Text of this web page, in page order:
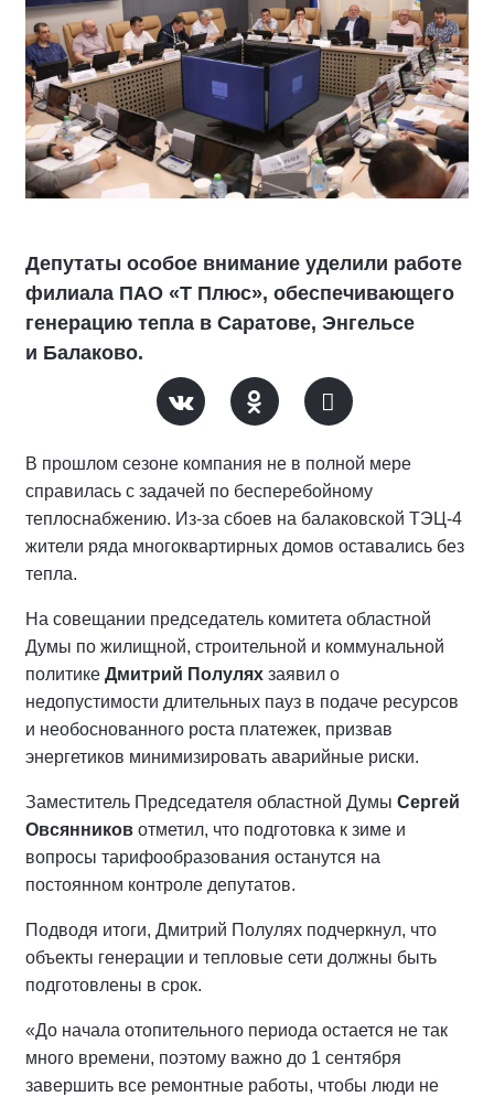
Депутаты особое внимание уделили работе
филиала ПАО «Т Плюс», обеспечивающего
генерацию тепла в Саратове, Энгельсе
и Балаково.
В прошлом сезоне компания не в полной мере
справилась с задачей по бесперебойному
теплоснабжению. Из-за сбоев на балаковской ТЭЦ-4
жители ряда многоквартирных домов оставались без
тепла.
На совещании председатель комитета областной
Думы по жилищной, строительной и коммунальной
политике Дмитрий Полулях заявил о
недопустимости длительных пауз в подаче ресурсов
и необоснованного роста платежек, призвав
энергетиков минимизировать аварийные риски.
Заместитель Председателя областной Думы Сергей
Овсянников отметил, что подготовка к зиме и
вопросы тарифообразования останутся на
постоянном контроле депутатов.
Подводя итоги, Дмитрий Полулях подчеркнул, что
объекты генерации и тепловые сети должны быть
подготовлены в срок.
«До начала отопительного периода остается не так
много времени, поэтому важно до 1 сентября
завершить все ремонтные работы, чтобы люди не